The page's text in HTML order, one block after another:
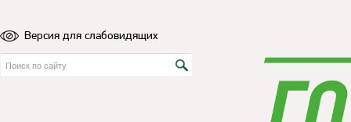
Версия для слабовидящих